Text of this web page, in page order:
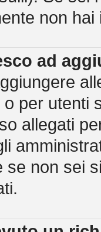
non hai
ad
per utenti
allegati
se non sei